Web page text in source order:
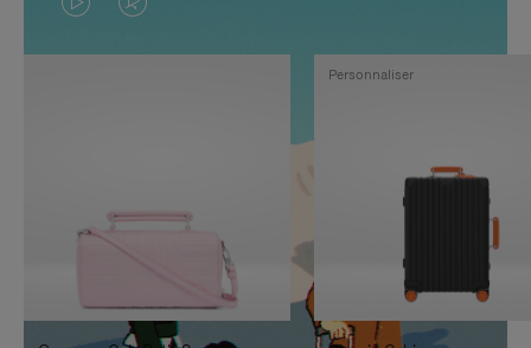
LA
VIDÉO
PAUSE,
APPUYEZ
SUR
LE
SON
DÉSACTIVÉ.
VEUILLEZ
Personnaliser